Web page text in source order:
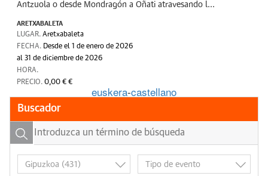
Antzuola o desde Mondragón a Oñati atravesando l...
ARETXABALETA
LUGAR. Aretxabaleta
FECHA. Desde el 1 de enero de 2026
al 31 de diciembre de 2026
HORA.
PRECIO. 0,00 € €
euskera-castellano
Buscador